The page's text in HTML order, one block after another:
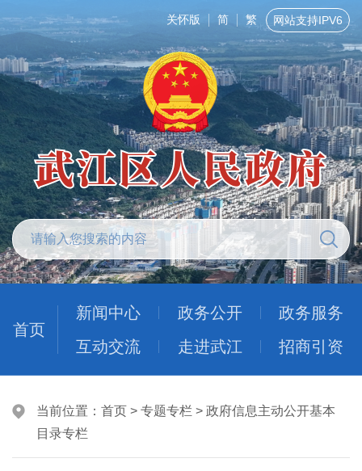
关怀版 简 繁 网站支持IPV6
首页
新闻中心 政务公开
政务服务
互动交流
走进武江 招商引资
当前位置： 首页 > 专题专栏 > 政府信息主动公开基本
目录专栏